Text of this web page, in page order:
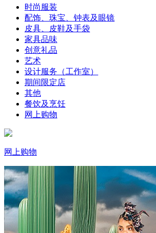
时尚服装
配饰、珠宝、钟表及眼镜
皮具、皮鞋及手袋
家具品味
创意礼品
艺术
设计服务（工作室）
期间限定店
其他
餐饮及烹饪
网上购物
网上购物